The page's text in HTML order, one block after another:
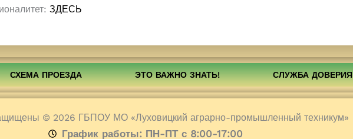
ЗДЕСЬ
СХЕМА ПРОЕЗДА ЭТО ВАЖНО ЗНАТЬ! СЛУЖБА ДОВЕРИЯ
© 2026 ГБПОУ МО «Луховицкий аграрно-промышленный техникум»
График работы: ПН-ПТ с 8:00-17:00